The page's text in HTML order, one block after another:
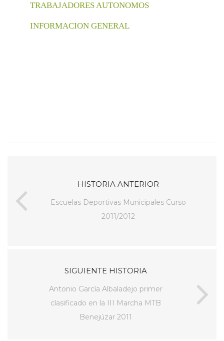
TRABAJADORES AUTONOMOS
INFORMACION GENERAL
HISTORIA ANTERIOR
Escuelas Deportivas Municipales Curso
2011/2012
SIGUIENTE HISTORIA
Antonio García Albaladejo primer
clasificado en la III Marcha MTB
Benejúzar 2011